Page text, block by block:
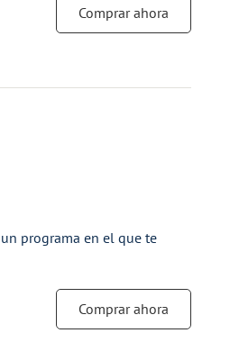
Comprar ahora
un programa en el que te
Comprar ahora